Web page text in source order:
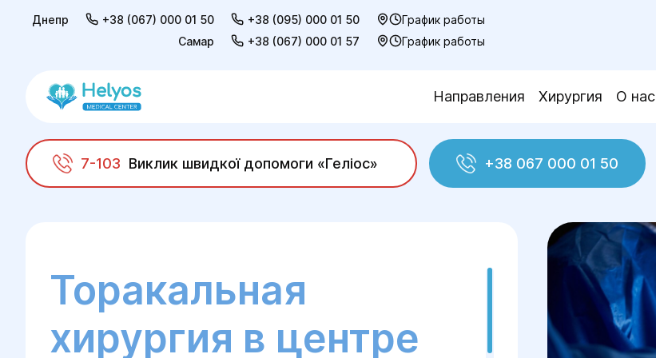
Днепр +38 (067) 000 01 50 +38 (095) 000 01 50
График работы
Самар
+38 (067) 000 01 57 График работы
Направления Хирургия О нас
7-103 Виклик швидкої допомоги «Геліос»
+38 067 000 01 50
Helyos
Торакальная
хирургия в центре